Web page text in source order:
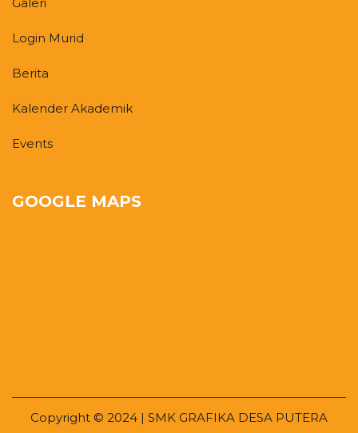
Login Murid
Berita
Kalender Akademik
Events
GOOGLE MAPS
Copyright © 2024 | SMK GRAFIKA DESA PUTERA